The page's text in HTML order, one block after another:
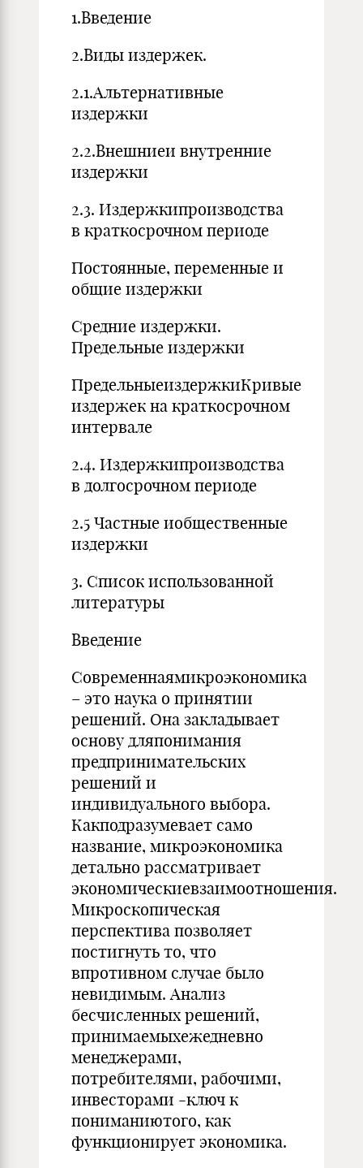
1.Введение
2.Виды издержек.
2.1.Альтернативные
издержки
2.2.Внешниеи внутренние
издержки
2.3. Издержкипроизводства
в краткосрочном периоде
Постоянные, переменные и
общие издержки
Средние издержки.
Предельные издержки
ПредельныеиздержкиКривые
издержек на краткосрочном
интервале
2.4. Издержкипроизводства
в долгосрочном периоде
2.5 Частные иобщественные
издержки
3. Список использованной
литературы
Введение
Современнаямикроэкономика
– это наука о принятии
решений. Она закладывает
основу дляпонимания
предпринимательских
решений и
индивидуального выбора.
Какподразумевает само
название, микроэкономика
детально рассматривает
экономическиевзаимоотношения.
Микроскопическая
перспектива позволяет
постигнуть то, что
впротивном случае было
невидимым. Анализ
бесчисленных решений,
принимаемыхежедневно
менеджерами,
потребителями, рабочими,
инвесторами -ключ к
пониманиютого, как
функционирует экономика.